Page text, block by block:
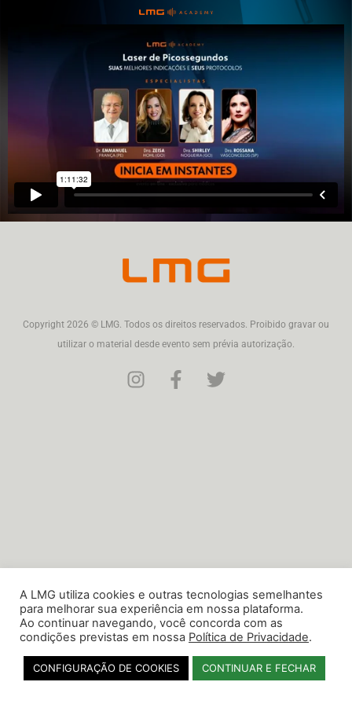
Copyright 2026 © LMG. Todos os direitos reservados. Proibido gravar ou
utilizar o material desde evento sem prévia autorização.
A LMG utiliza cookies e outras tecnologias semelhantes
para melhorar sua experiência em nossa plataforma.
Ao continuar navegando, você concorda com as
condições previstas em nossa Política de Privacidade.
CONFIGURAÇÃO DE COOKIES CONTINUAR E FECHAR